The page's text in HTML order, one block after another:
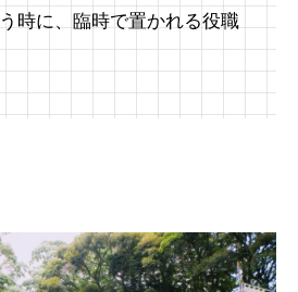
時に、臨時で置かれる役職